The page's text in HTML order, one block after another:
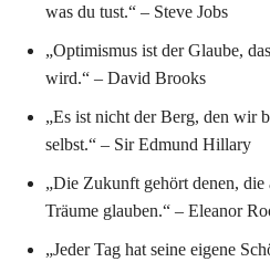
was du tust.“ – Steve Jobs
„Optimismus ist der Glaube,
wird.“ – David Brooks
„Es ist nicht der Berg, den wir
selbst.“ – Sir Edmund Hillary
„Die Zukunft gehört denen,
Träume glauben.“ – Eleanor
„Jeder Tag hat seine eigene